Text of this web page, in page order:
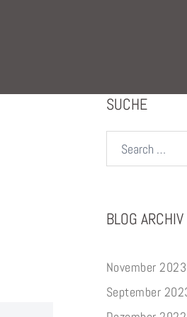
SUCHE
BLOG ARCHIV
November 2023
September